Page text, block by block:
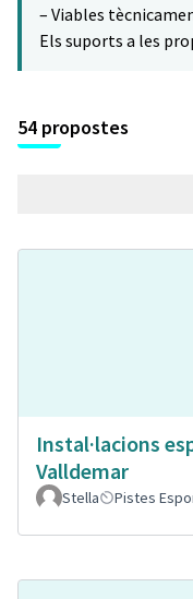
– Viables
Els suports a les
54 propostes
Instal·lacions
Valldemar
Stella Pistes